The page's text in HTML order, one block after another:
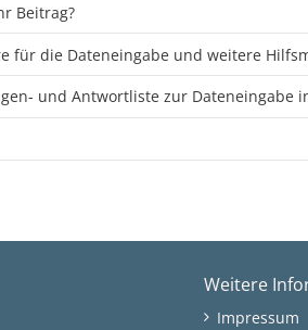
Beitrag?
für die Dateneingabe und weitere
und Antwortliste zur Dateneingabe
Weitere
Impressum